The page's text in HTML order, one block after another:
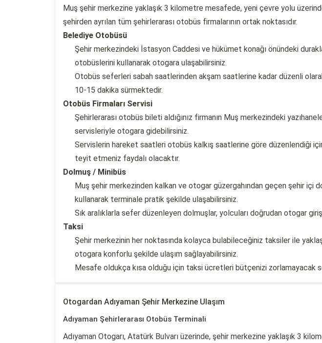
Muş şehir merkezine yaklaşık 3 kilometre mesafede, yeni çevre yolu
şehirden ayrılan tüm şehirlerarası otobüs firmalarının ortak noktasıdır.
Belediye Otobüsü
Şehir merkezindeki İstasyon Caddesi ve hükümet konağı önündeki
otobüslerini kullanarak otogara ulaşabilirsiniz.
Otobüs seferleri sabah saatlerinden akşam saatlerine kadar düzenli
10-15 dakika sürmektedir.
Otobüs Firmaları Servisi
Şehirlerarası otobüs bileti aldığınız firmanın Muş merkezindeki
servisleriyle otogara gidebilirsiniz.
Servislerin hareket saatleri otobüs kalkış saatlerine göre düzenlendiği
teyit etmeniz faydalı olacaktır.
Dolmuş / Minibüs
Muş şehir merkezinden kalkan ve otogar güzergahından geçen şehir içi
kullanarak terminale pratik şekilde ulaşabilirsiniz.
Sık aralıklarla sefer düzenleyen dolmuşlar, yolcuları doğrudan otogar giriş
Taksi
Şehir merkezinin her noktasında kolayca bulabileceğiniz taksiler ile
otogara konforlu şekilde ulaşım sağlayabilirsiniz.
Mesafe oldukça kısa olduğu için taksi ücretleri bütçenizi zorlamayacak
Otogardan Adıyaman Şehir Merkezine Ulaşım
Adıyaman Şehirlerarası Otobüs Terminali
Adıyaman Otogarı, Atatürk Bulvarı üzerinde, şehir merkezine yaklaşık 3